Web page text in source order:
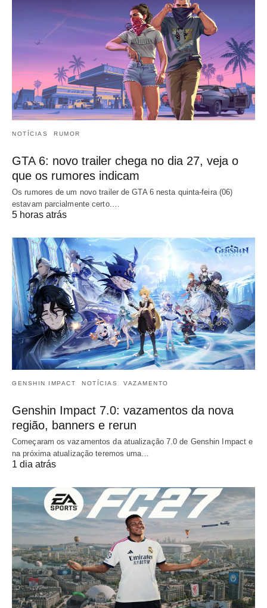
NOTÍCIAS RUMOR
GTA 6: novo trailer chega no dia 27, veja o
que os rumores indicam
Os rumores de um novo trailer de GTA 6 nesta quinta-feira (06)
estavam parcialmente certo.…
5 horas atrás
GENSHIN IMPACT NOTÍCIAS VAZAMENTO
Genshin Impact 7.0: vazamentos da nova
região, banners e rerun
Começaram os vazamentos da atualização 7.0 de Genshin Impact e
na próxima atualização teremos uma…
1 dia atrás